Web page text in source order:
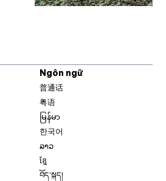
Ngôn ngữ
普通话
粤语
မြန်မာ
한국어
ລາວ
ខ្មែ
བོད་སྐད།